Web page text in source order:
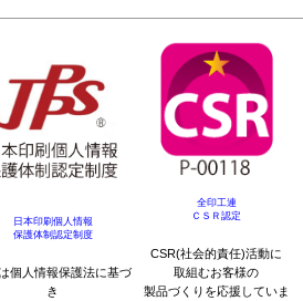
日本印刷個人情報
保護体制認定制度
個人情報保護法に基づ
き
全印工連
ＣＳＲ認定
CSR(社会的責任)活動に
取組むお客様の
製品づくりを応援していま